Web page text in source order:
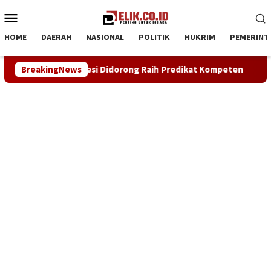
ke
Mobile
HOME DAERAH NASIONAL POLITIK HUKRIM
BreakingNews
Predikat Kompeten Sinergi ASOKA Bersama